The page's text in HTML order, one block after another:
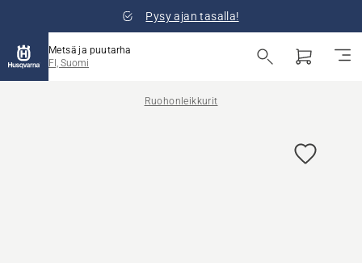
Pysy ajan tasalla!
Metsä ja puutarha
FI, Suomi
Ruohonleikkurit